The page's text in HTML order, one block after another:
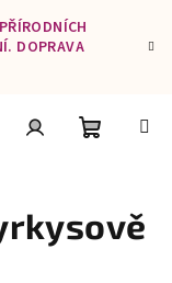
DOPRAVA
košík